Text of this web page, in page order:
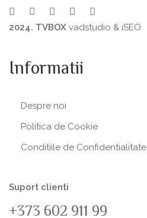
2024. TVBOX vadstudio & iSEO
Informatii
Despre noi
Politica de Сookie
Conditiile de Confidentialitate
Suport clienti
+373 602 911 99